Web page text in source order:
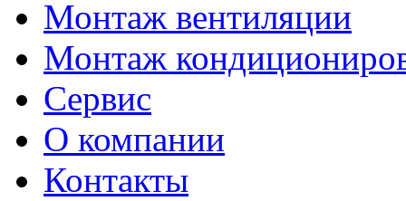
Монтаж вентиляции
Монтаж
Сервис
О компании
Контакты